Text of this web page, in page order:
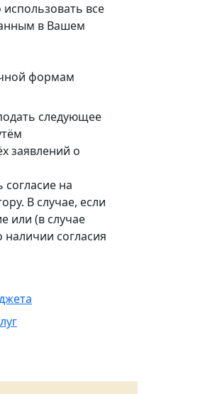
все
в Вашем
формам
следующее
заявлений о
на
В случае, если
или (в случае
согласия